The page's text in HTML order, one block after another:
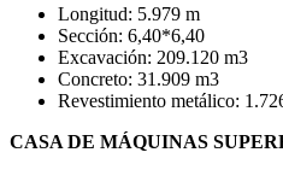
Longitud: 5.979 m
Sección: 6,40*6,40
Excavación: 209.120 m3
Concreto: 31.909 m3
Revestimiento metálico:
CASA DE MÁQUINAS